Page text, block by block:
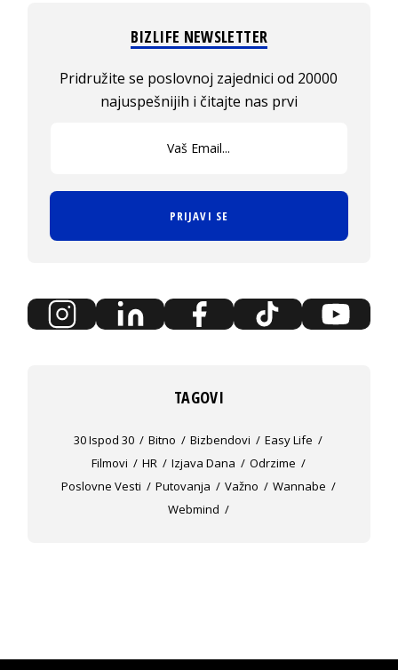
BIZLIFE NEWSLETTER
Pridružite se poslovnoj zajednici od 20000
najuspešnijih i čitajte nas prvi
PRIJAVI SE
TAGOVI
30 Ispod 30 Bitno Bizbendovi
Easy Life
Filmovi
HR Izjava Dana
Odrzime
Poslovne Vesti
Putovanja Važno
Wannabe
Webmind